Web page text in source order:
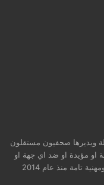
ويديرها صحفيون مستقلون
او مؤيدة او ضد اي جهة او
تامة منذ عام 2014